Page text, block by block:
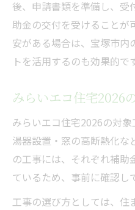
後、申請書類を準備し、受
助金の交付を受けることが
安がある場合は、宝塚市内
トを活用するのも効果的で
みらいエコ住宅2026
みらいエコ住宅2026の対
湯器設置・窓の高断熱化な
の工事には、それぞれ補
ているため、事前に確認し
工事の選び方としては、住